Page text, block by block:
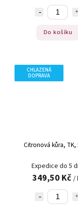
Do košíku
CHLAZENÁ
DOPRAVA
Citronová kůra, TK,
Expedice do 5
349,50 Kč /